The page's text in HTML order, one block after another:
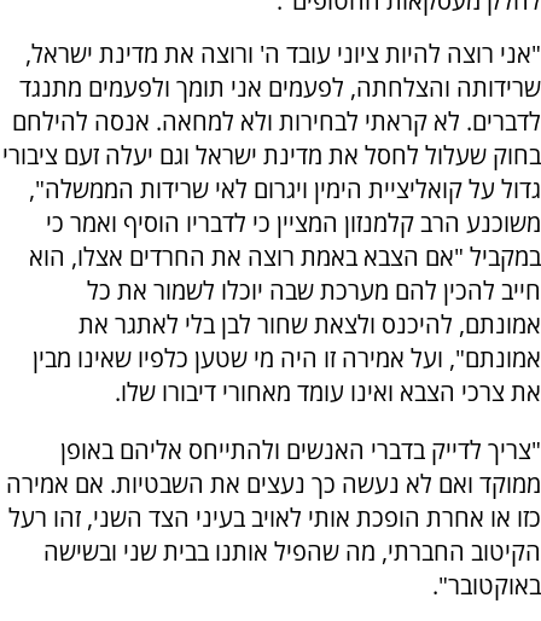
"אני רוצה להיות ציוני עובד ה' ורוצה את מדינת ישראל,
שרידותה והצלחתה, לפעמים אני תומך ולפעמים מתנגד
לדברים. לא קראתי לבחירות ולא למחאה. אנסה להילחם
בחוק שעלול לחסל את מדינת ישראל וגם יעלה זעם ציבורי
גדול על קואליציית הימין ויגרום לאי שרידות הממשלה",
משוכנע הרב קלמנזון המציין כי לדבריו הוסיף ואמר כי
במקביל "אם הצבא באמת רוצה את החרדים אצלו, הוא
חייב להכין להם מערכת שבה יוכלו לשמור את כל
אמונתם, להיכנס ולצאת שחור לבן בלי לאתגר את
אמונתם", ועל אמירה זו היה מי שטען כלפיו שאינו מבין
את צרכי הצבא ואינו עומד מאחורי דיבורו שלו.
"צריך לדייק בדברי האנשים ולהתייחס אליהם באופן
ממוקד ואם לא נעשה כך נעצים את השבטיות. אם אמירה
כזו או אחרת הופכת אותי לאויב בעיני הצד השני, זהו רעל
הקיטוב החברתי, מה שהפיל אותנו בבית שני ובשישה
באוקטובר".